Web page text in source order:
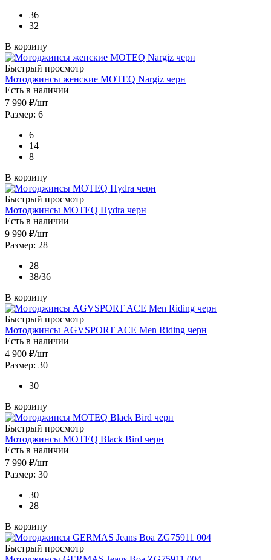
36
32
В корзину
Быстрый просмотр
Мотоджинсы женские MOTEQ Nargiz черн
Есть в наличии
7 990 ₽/шт
Размер: 6
6
14
8
В корзину
Быстрый просмотр
Мотоджинсы MOTEQ Hydra черн
Есть в наличии
9 990 ₽/шт
Размер: 28
28
38/36
В корзину
Быстрый просмотр
Мотоджинсы AGVSPORT ACE Men Riding черн
Есть в наличии
4 900 ₽/шт
Размер: 30
30
В корзину
Быстрый просмотр
Мотоджинсы MOTEQ Black Bird черн
Есть в наличии
7 990 ₽/шт
Размер: 30
30
28
В корзину
Быстрый просмотр